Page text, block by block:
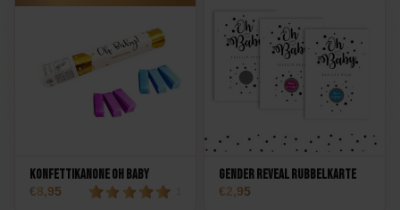
Konfettikanone Oh Baby
8,95
Gender Reveal Rubbelkarte
2,95